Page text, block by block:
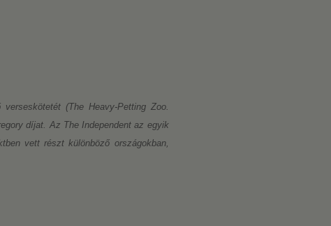
(The Heavy-Petting Zoo.
díjat. Az The Independent az egyik
vett részt különböző országokban,